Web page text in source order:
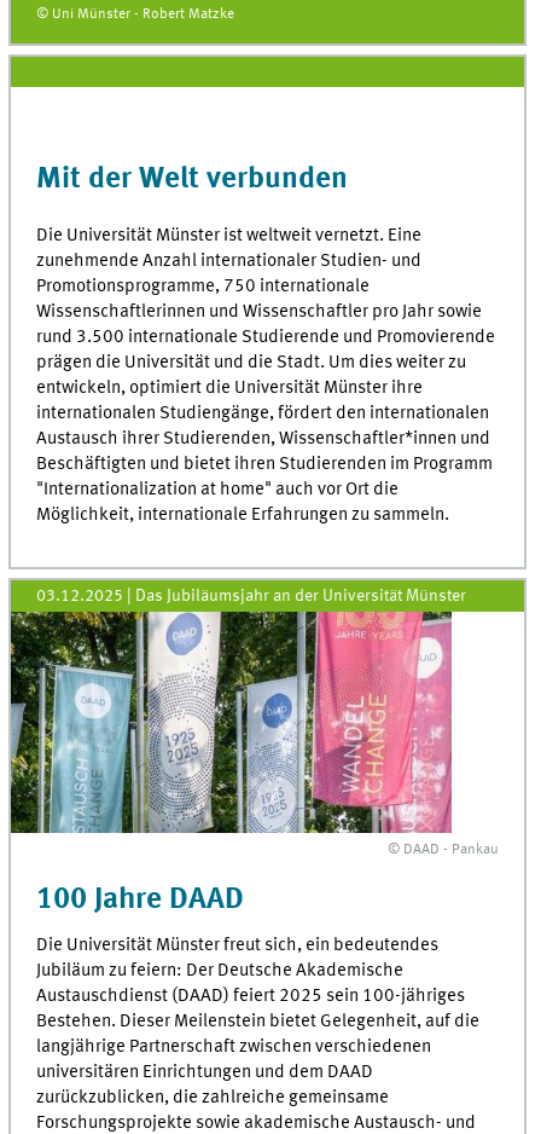
© Uni Münster - Robert Matzke
Mit der Welt verbunden
Die Universität Münster ist weltweit vernetzt. Eine
zunehmende Anzahl internationaler Studien- und
Promotionsprogramme, 750 internationale
Wissenschaftlerinnen und Wissenschaftler pro Jahr sowie
rund 3.500 internationale Studierende und Promovierende
prägen die Universität und die Stadt. Um dies weiter zu
entwickeln, optimiert die Universität Münster ihre
internationalen Studiengänge, fördert den internationalen
Austausch ihrer Studierenden, Wissenschaftler*innen und
Beschäftigten und bietet ihren Studierenden im Programm
"Internationalization at home" auch vor Ort die
Möglichkeit, internationale Erfahrungen zu sammeln.
03.12.2025 | Das Jubiläumsjahr an der Universität Münster
© DAAD - Pankau
100 Jahre DAAD
Die Universität Münster freut sich, ein bedeutendes
Jubiläum zu feiern: Der Deutsche Akademische
Austauschdienst (DAAD) feiert 2025 sein 100-jähriges
Bestehen. Dieser Meilenstein bietet Gelegenheit, auf die
langjährige Partnerschaft zwischen verschiedenen
universitären Einrichtungen und dem DAAD
zurückzublicken, die zahlreiche gemeinsame
Forschungsprojekte sowie akademische Austausch- und